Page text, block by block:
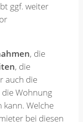
ggf. weiter
, die
, die
auch die
Wohnung
Welche
bei diesen